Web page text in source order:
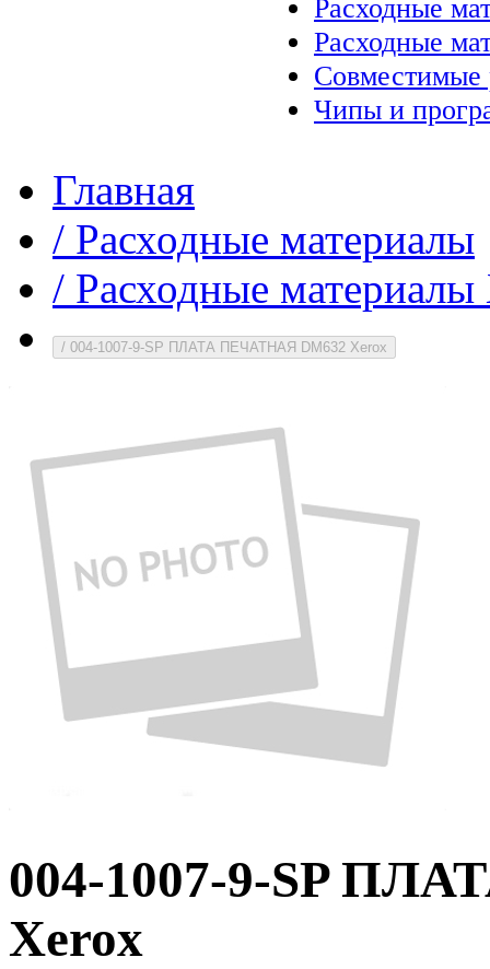
Расходные
Расходные
Совместимые
Чипы и
Главная
/ Расходные материалы
/ Расходные
/ 004-1007-9-SP ПЛАТА ПЕЧАТНАЯ DM632 Xerox
004-1007-9-SP
Xerox